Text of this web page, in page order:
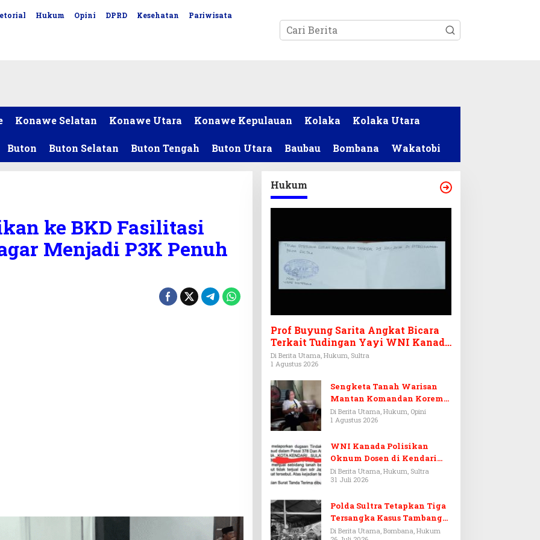
Hukum Opini DPRD Kesehatan Pariwisata
Konawe Selatan Konawe Utara Konawe Kepulauan Kolaka Kolaka Utara
Buton Buton Selatan Buton Tengah Buton Utara Baubau Bombana Wakatobi
ke BKD Fasilitasi
Menjadi P3K Penuh
Hukum
Prof Buyung Sarita Angkat Bicara
Terkait Tudingan Yayi WNI Kanada
Ditagih Utang Rp3,6 Miliar
Di Berita Utama, Hukum, Sultra
1 Agustus 2026
Sengketa Tanah Warisan
Mantan Komandan Korem
143/HO, Ketika Warisan
Menjadi Arena Pemerasan
Di Berita Utama, Hukum, Opini
1 Agustus 2026
WNI Kanada Polisikan
Oknum Dosen di Kendari
Terkait Aset Puluhan Miliar
Di Berita Utama, Hukum, Sultra
31 Juli 2026
Polda Sultra Tetapkan Tiga
Tersangka Kasus Tambang
Emas Ilegal di Bombana
Di Berita Utama, Bombana, Hukum